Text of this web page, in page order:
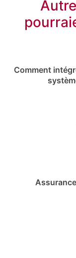
Comment